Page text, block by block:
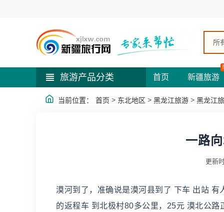
所
旅游产品分类 首页 新疆旅游
当前位置： 首页 > 东北地区 > 黑龙江旅游 > 黑龙江
一路
更新
漠河到了，准确说是漠河县到了 下车 出站
的返程车 到北极村80多公里，25元 漠北公